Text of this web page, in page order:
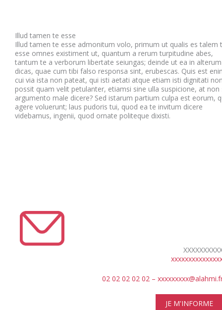
Illud tamen te esse
Illud tamen te esse admonitum volo, primum ut qualis es talem
esse omnes existiment ut, quantum a rerum turpitudine abes,
tantum te a verborum libertate seiungas; deinde ut ea in
dicas, quae cum tibi falso responsa sint, erubescas. Quis est
cui via ista non pateat, qui isti aetati atque etiam isti dignitati
possit quam velit petulanter, etiamsi sine ulla suspicione, at non
argumento male dicere? Sed istarum partium culpa est eorum,
agere voluerunt; laus pudoris tui, quod ea te invitum dicere
videbamus, ingenii, quod ornate politeque dixisti.
02 02 02 02 02 –
JE M'INFORME